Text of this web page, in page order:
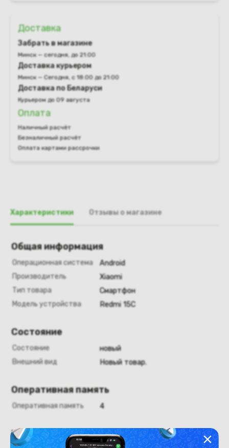
Доставка
Забрать в магазине
Минск — сегодня, до 21:00
Доставка курьером
Минск — Сегодня, с 18:00 до 21:00
Доставка по Беларуси
Курьером до 09 августа
Оплата
Наличный расчёт
Безналичный расчёт
Оплата картами рассрочки
Характеристики Отзывы о магазине
Общая информация
Операционная система
Android
Производитель
Xiaomi
Тип товара
Смартфон
Модель устройства
Redmi 15C
Состояние
Состояние
новый
Внешний вид
Новый товар.
Оперативная память
Оперативная память 4
Хранение данных